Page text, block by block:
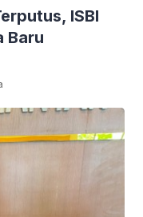
ISBI
Baru